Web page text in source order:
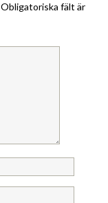
Obligatoriska fält är